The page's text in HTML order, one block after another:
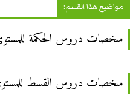
مواضيع هذا القسم:
ملخصات دروس الحكمة
ملخصات دروس القسط